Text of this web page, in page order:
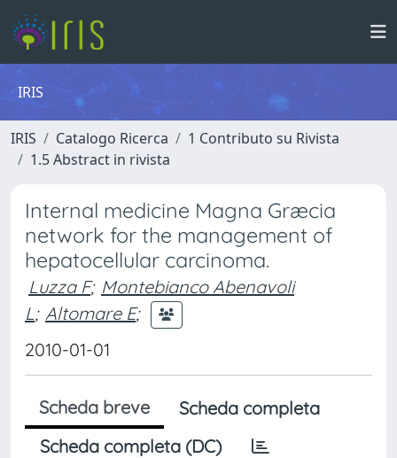
IRIS
IRIS Catalogo Ricerca
1 Contributo su Rivista
1.5 Abstract in rivista
Internal medicine Magna Græcia
network for the management of
hepatocellular carcinoma.
Luzza F; Montebianco Abenavoli
L; Altomare E;
2010-01-01
Scheda breve
Scheda completa
Scheda completa (DC)